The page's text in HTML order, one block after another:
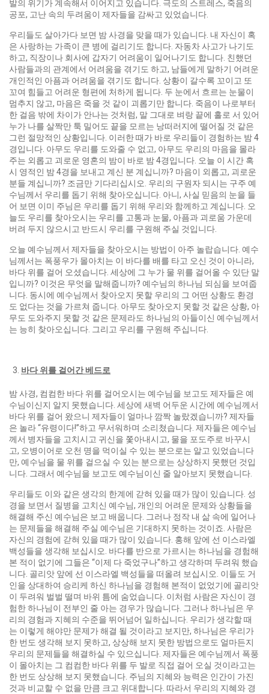
발의 위기가 계속해서 이어지고 있습니다. 극도의 스트레스, 죽음의
공포, 고난 속의 두려움이 제자들을 감싸고 있었습니다.
우리들도 살아가다 보면 밤 사경을 맞을 때가 있습니다. 내 자신이 혹
은 사랑하는 가족이 큰 병에 걸리기도 합니다. 자동차 사고가 나기도
하고, 직장이나 회사에 갑자기 어려움이 일어나기도 합니다. 친했던
사람들과의 관계에서 어려움을 겪기도 하고, 남들에게 말하기 어려운
개인적인 아픔과 어려움을 겪기도 합니다. 상황이 갈수록 꼬이고 또
꼬여 힘들고 어려운 형편에 처하게 됩니다. 두 눈에서 흐르는 눈물이
멈추지 않고, 마음은 죽을 것 같이 괴롭기만 합니다. 죽음이 나로부터
한 걸음 밖에 차이가 안나는 것처럼, 말 그대로 벼랑 끝에 홀로 서 있어
누가 나를 살짝만 툭 밀어도 끝을 모르는 낭떠러지에 떨어질 것 같은
그런 절망적인 상황입니다. 이러한 때가 바로 우리들이 경험하는 밤 4
경입니다. 아무도 우리를 도와줄 수 없고, 아무도 우리의 마음을 몰라
주는 외롭고 괴로운 영혼의 밤이 바로 밤 4경입니다. 오늘 이 시간 혹
시 영적인 밤 4경을 보내고 계신 분 계십니까? 마음이 외롭고, 괴로운
분들 계십니까? 조금만 기다리십시오. 우리의 구원자 되시는 구주 예
수님께서 우리를 돕기 위해 찾아오십니다. 아니, 사실 믿음의 눈을 들
어 보면 이미 주님은 우리를 돕기 위해 우리와 함께하고 계십니다. 오
늘도 우리를 찾아오시는 우리를 고통과 눈물, 아픔과 괴로움 가운데
버려 두지 않으시고 반드시 우리를 구원해 주실 것입니다.
오늘 예수님께서 제자들을 찾아오시는 방법이 아주 놀랍습니다. 예수
님께서는 폭풍우가 몰아치는 이 바다를 배를 타고 오신 것이 아니라,
바다 위를 걸어 오셨습니다. 세상에 그 누가 물 위를 걸어올 수 있단 말
입니까? 이것은 무엇을 말해줍니까? 예수님의 하나님 되심을 보여줍
니다. 동시에 예수님께서 찾아오지 못할 우리의 그 어떤 상황도 환경
도 없다는 것을 가르쳐 줍니다. 아무도 찾아오지 못할 것 같은 상황, 아
무도 도와주지 못할 것 같은 문제라도 하나님의 아들이신 예수님께서
는 능히 찾아오십니다. 그리고 우리를 구원해 주십니다.
바다 위를 걸어간 베드로
밤 사경, 컴컴한 바다 위를 걸어오시는 예수님을 보고도 제자들은 예
수님이신지 알지 못했습니다. 세상에 새벽 어두운 시간에 예수님께서
바다 위를 걸어 왔으니 제자들이 얼마나 깜짝 놀랐겠습니까? 제자들
은 놀라 “유령이다!”하고 무서워하며 소리쳤습니다. 제자들은 예수님
께서 병자들을 고치시고 귀신을 쫓아내시고, 물을 포도주로 바꾸시
고, 오병이어로 오천 명을 먹이실 수 있는 분으로는 알고 있었습니다
만, 예수님을 물 위를 걸으실 수 있는 분으로는 상상하지 못했던 것입
니다. 그래서 예수님을 보고도 예수님이신 줄 알아보지 못했습니다.
우리들도 이와 같은 생각의 한계에 갇혀 있을 때가 많이 있습니다. 성
경을 보면서 질병을 고치신 예수님, 개인의 어려운 문제와 상황들을
해결해 주신 예수님은 보고 배웁니다. 그러나 정작 내 삶 속에 일어나
는 문제들을 해결해 주실 예수님은 기대하지 못하는 것이죠. 사람은
자신의 경험에 갇혀 있을 때가 많이 있습니다. 홍해 앞에 선 이스라엘
백성들을 생각해 보십시오. 바다를 반으로 가르시는 하나님을 경험해
본 적이 없기에 그들은 “이제 다 죽었구나”하고 생각하며 두려워 했습
니다. 골리앗 앞에 선 이스라엘 백성들을 떠올려 보십시오. 이들도 거
인을 상대하여 승리케 하신 하나님을 경험해 본적이 없었기에 골리앗
이 두려워 벌벌 떨며 바위 틈에 숨었습니다. 이처럼 사람은 자신이 경
험한 하나님이 전부인 줄 아는 경우가 많습니다. 그러나 하나님은 우
리의 경험과 지혜의 수준을 뛰어넘어 일하십니다. 우리가 생각할 때
는 이렇게 해야만 문제가 해결 될 것이라고 보지만, 하나님은 우리가
한 번도 생각해 보지 못하고, 상상해 보지 못한 방법으로도 얼마든지
우리의 문제들을 해결하실 수 있으십니다. 제자들은 예수님께서 폭풍
이 몰아치는 그 컴컴한 바다 위를 두 발로 직접 걸어 오실 것이라고는
한 번도 상상해 보지 못했습니다. 주님의 지혜와 능력은 인간이 가진
것과 비교할 수 없을 만큼 크고 위대합니다. 따라서 우리의 지혜와 경